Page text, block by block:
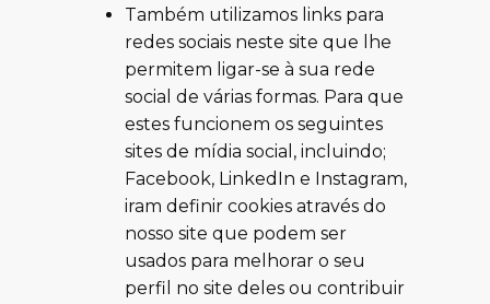
Também utilizamos links para
redes sociais neste site que lhe
permitem ligar-se à sua rede
social de várias formas. Para que
estes funcionem os seguintes
sites de mídia social, incluindo;
Facebook, LinkedIn e Instagram,
iram definir cookies através do
nosso site que podem ser
usados para melhorar o seu
perfil no site deles ou contribuir